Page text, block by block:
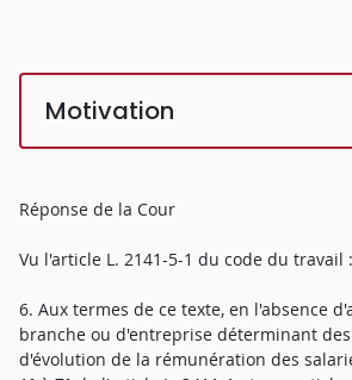
Motivation
Réponse de la Cour
Vu l'article L. 2141-5-1 du code du travail :
6. Aux termes de ce texte, en l'absence
branche ou d'entreprise déterminant
d'évolution de la rémunération des